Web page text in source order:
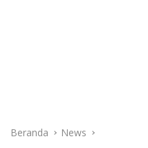
Beranda News